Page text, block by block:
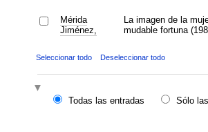
Mérida
Jiménez,
La imagen de la
mudable fortuna
Seleccionar todo Deseleccionar todo
Todas las entradas
Sólo